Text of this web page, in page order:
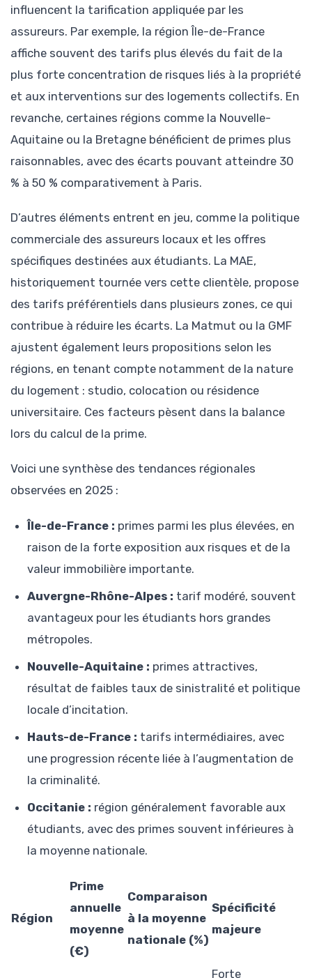
influencent la tarification appliquée par les
assureurs. Par exemple, la région Île-de-France
affiche souvent des tarifs plus élevés du fait de la
plus forte concentration de risques liés à la propriété
et aux interventions sur des logements collectifs. En
revanche, certaines régions comme la Nouvelle-
Aquitaine ou la Bretagne bénéficient de primes plus
raisonnables, avec des écarts pouvant atteindre 30
% à 50 % comparativement à Paris.
D’autres éléments entrent en jeu, comme la politique
commerciale des assureurs locaux et les offres
spécifiques destinées aux étudiants. La MAE,
historiquement tournée vers cette clientèle, propose
des tarifs préférentiels dans plusieurs zones, ce qui
contribue à réduire les écarts. La Matmut ou la GMF
ajustent également leurs propositions selon les
régions, en tenant compte notamment de la nature
du logement : studio, colocation ou résidence
universitaire. Ces facteurs pèsent dans la balance
lors du calcul de la prime.
Voici une synthèse des tendances régionales
observées en 2025 :
Île-de-France : primes parmi les plus élevées, en
raison de la forte exposition aux risques et de la
valeur immobilière importante.
Auvergne-Rhône-Alpes : tarif modéré, souvent
avantageux pour les étudiants hors grandes
métropoles.
Nouvelle-Aquitaine : primes attractives,
résultat de faibles taux de sinistralité et politique
locale d’incitation.
Hauts-de-France : tarifs intermédiaires, avec
une progression récente liée à l’augmentation de
la criminalité.
Occitanie : région généralement favorable aux
étudiants, avec des primes souvent inférieures à
la moyenne nationale.
Région
Prime
annuelle
moyenne
(€)
Comparaison
à la moyenne
nationale (%)
Spécificité
majeure
Forte